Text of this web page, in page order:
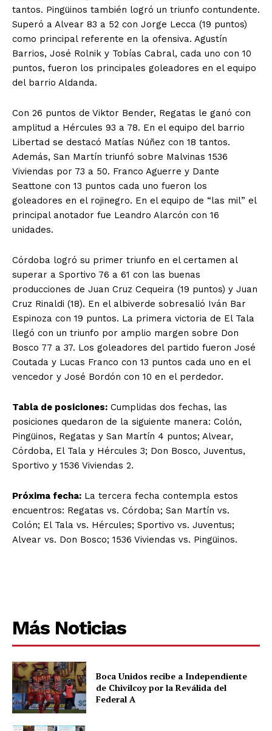
tantos. Pingüinos también logró un triunfo contundente.
Superó a Alvear 83 a 52 con Jorge Lecca (19 puntos)
como principal referente en la ofensiva. Agustín
Barrios, José Rolnik y Tobías Cabral, cada uno con 10
puntos, fueron los principales goleadores en el equipo
del barrio Aldanda.
Con 26 puntos de Viktor Bender, Regatas le ganó con
amplitud a Hércules 93 a 78. En el equipo del barrio
Libertad se destacó Matías Núñez con 18 tantos.
Además, San Martín triunfó sobre Malvinas 1536
Viviendas por 73 a 50. Franco Aguerre y Dante
Seattone con 13 puntos cada uno fueron los
goleadores en el rojinegro. En el equipo de “las mil” el
principal anotador fue Leandro Alarcón con 16
unidades.
Córdoba logró su primer triunfo en el certamen al
superar a Sportivo 76 a 61 con las buenas
producciones de Juan Cruz Cequeira (19 puntos) y Juan
Cruz Rinaldi (18). En el albiverde sobresalió Iván Bar
Espinoza con 19 puntos. La primera victoria de El Tala
llegó con un triunfo por amplio margen sobre Don
Bosco 77 a 37. Los goleadores del partido fueron José
Coutada y Lucas Franco con 13 puntos cada uno en el
vencedor y José Bordón con 10 en el perdedor.
Tabla de posiciones: Cumplidas dos fechas, las
posiciones quedaron de la siguiente manera: Colón,
Pingüinos, Regatas y San Martín 4 puntos; Alvear,
Córdoba, El Tala y Hércules 3; Don Bosco, Juventus,
Sportivo y 1536 Viviendas 2.
Próxima fecha: La tercera fecha contempla estos
encuentros: Regatas vs. Córdoba; San Martín vs.
Colón; El Tala vs. Hércules; Sportivo vs. Juventus;
Alvear vs. Don Bosco; 1536 Viviendas vs. Pingüinos.
Más Noticias
Boca Unidos recibe a Independiente
de Chivilcoy por la Reválida del
Federal A